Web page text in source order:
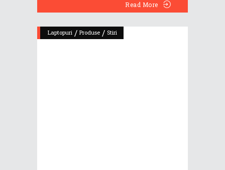
Read More
Laptopuri / Produse / Stiri